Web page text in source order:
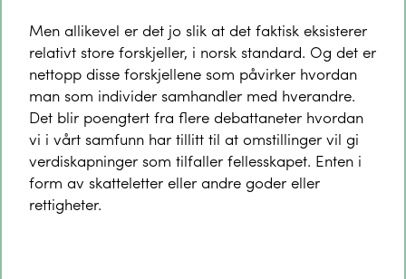
Men allikevel er det jo slik at det faktisk eksisterer
relativt store forskjeller, i norsk standard. Og det er
nettopp disse forskjellene som påvirker hvordan
man som individer samhandler med hverandre.
Det blir poengtert fra flere debattaneter hvordan
vi i vårt samfunn har tillitt til at omstillinger vil gi
verdiskapninger som tilfaller fellesskapet. Enten i
form av skatteletter eller andre goder eller
rettigheter.